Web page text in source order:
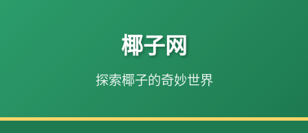
椰子网
探索椰子的奇妙世界